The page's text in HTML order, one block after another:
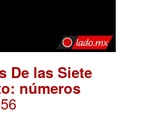
De las Siete
números